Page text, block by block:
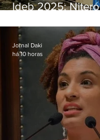
Ideb 2025:
distintos no
Jornal Daki
há 10 horas